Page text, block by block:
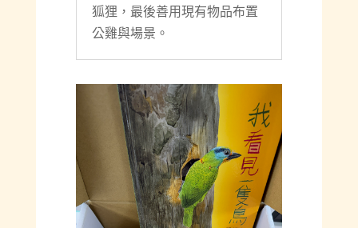
狐狸，最後善用現有物品布置
公雞與場景。